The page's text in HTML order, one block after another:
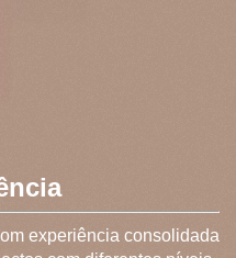
experiência consolidada